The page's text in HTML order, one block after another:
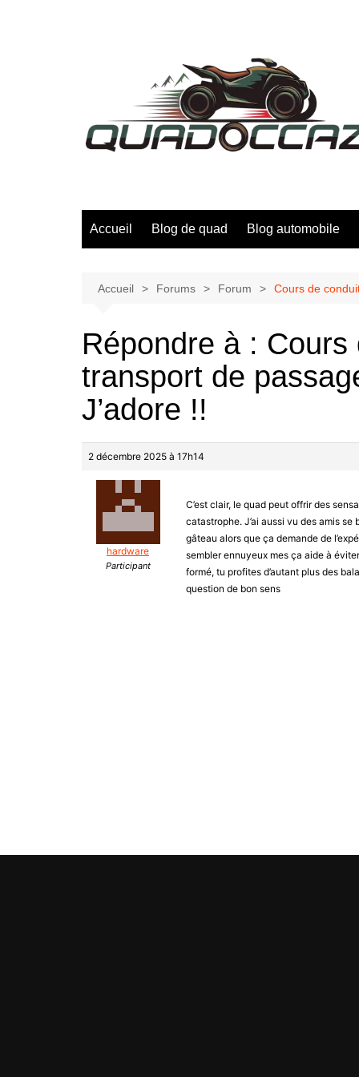
Accueil Blog de quad Blog automobile
Accueil Forums Forum Cours de
Répondre à :
transport de
J’adore !!
2 décembre 2025 à 17h14
hardware
Participant
C’est clair, le quad peut offrir des
catastrophe. J’ai aussi vu des amis
gâteau alors que ça demande de
sembler ennuyeux mes ça aide à
formé, tu profites d’autant plus des
question de bon sens